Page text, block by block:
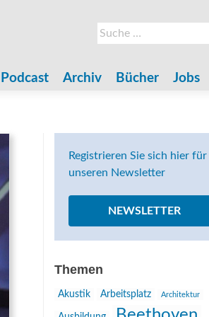
Suche
nach:
Podcast Archiv Bücher Jobs
Registrieren Sie sich hier für
unseren Newsletter
NEWSLETTER
Themen
Akustik Arbeitsplatz Architektur